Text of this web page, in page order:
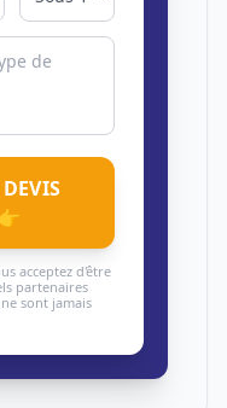
acceptez d'être
partenaires
sont jamais